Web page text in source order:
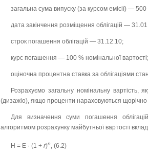
загальна сума випуску (за курсом емісії) — 500
дата закінчення розміщення облігацій —
строк погашення облігацій — 31.12.10;
курс погашення — 100 % номінальної вартості;
оціночна процентна ставка за облігаціями
Розрахуємо загальну номінальну вартість,
(дизажіо), якщо проценти нараховуються щорічно
Для визначення суми погашення
алгоритмом розрахунку майбутньої вартості
Н = Е · (1 + r)n, (6.2)